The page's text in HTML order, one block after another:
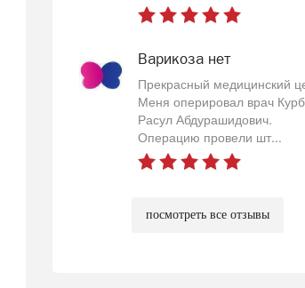
Варикоза нет
Прекрасный медицинский
Меня оперировал врач
Расул Абдурашидович.
Операцию провели шт...
посмотреть все отзывы